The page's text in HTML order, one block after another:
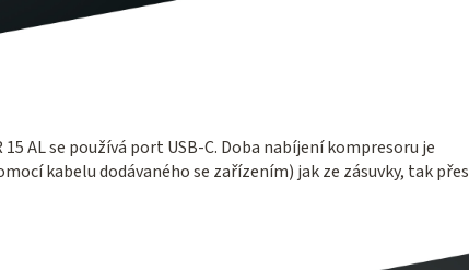
AL se používá port USB-C. Doba nabíjení kompresoru je
kabelu dodávaného se zařízením) jak ze zásuvky, tak přes